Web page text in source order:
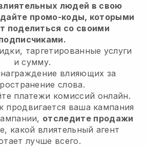
людей в свою
промо-коды, которыми
поделиться со своими
таргетированные услуги
и сумму.
влияющих за
слова.
платежи комиссий онлайн.
продвигается ваша кампания
отследите продажи
какой влиятельный агент
лучше всего.